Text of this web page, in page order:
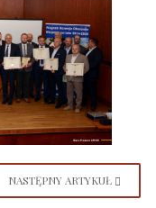
NASTĘPNY ARTYKUŁ